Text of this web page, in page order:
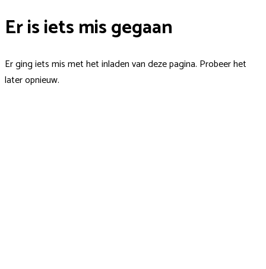
Er is iets mis gegaan
Er ging iets mis met het inladen van deze pagina. Probeer het
later opnieuw.